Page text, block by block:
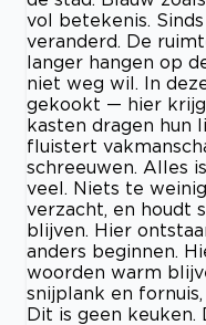
vol betekenis.
veranderd. De
langer hangen op
niet weg wil. In
gekookt — hier
kasten dragen hun
fluistert
schreeuwen. Alles
veel. Niets te
verzacht, en houdt
blijven. Hier
anders beginnen.
woorden warm
snijplank en
Dit is geen